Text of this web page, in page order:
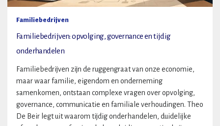
Familiebedrijven
Familiebedrijven: opvolging, governance en tijdig
onderhandelen
Familiebedrijven zijn de ruggengraat van onze economie,
maar waar familie, eigendom en onderneming
samenkomen, ontstaan complexe vragen over opvolging,
governance, communicatie en familiale verhoudingen. Theo
De Beir legt uit waarom tijdig onderhandelen, duidelijke